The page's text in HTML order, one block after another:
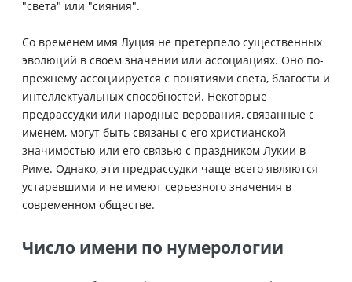
"света" или "сияния".
Со временем имя Луция не претерпело существенных
эволюций в своем значении или ассоциациях. Оно по-
прежнему ассоциируется с понятиями света, благости и
интеллектуальных способностей. Некоторые
предрассудки или народные верования, связанные с
именем, могут быть связаны с его христианской
значимостью или его связью с праздником Лукии в
Риме. Однако, эти предрассудки чаще всего являются
устаревшими и не имеют серьезного значения в
современном обществе.
Число имени по нумерологии